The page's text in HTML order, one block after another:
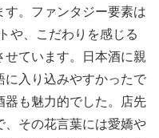
す。ファンタジー要素は
や、こだわりを感じる
せています。日本酒に親
に入り込みやすかったで
器も魅力的でした。店先
、その花言葉には愛嬌や